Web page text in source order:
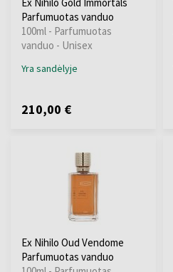
Ex Nihilo Gold Immortals
Parfumuotas vanduo
100ml - Parfumuotas
vanduo - Unisex
Yra sandėlyje
210,00 €
Ex Nihilo Oud Vendome
Parfumuotas vanduo